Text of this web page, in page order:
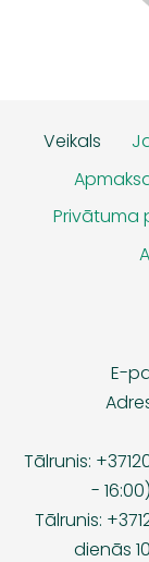
Veikals
Privātuma
E-
Tālrunis:
-
Tālrunis:
dienās